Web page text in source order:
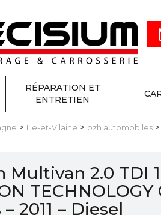
RÉPARATION ET
ENTRETIEN
> Ille-et-Vilaine > bzh automobiles
Multivan 2.0 TDI
TECHNOLOGY
2011 – Diesel